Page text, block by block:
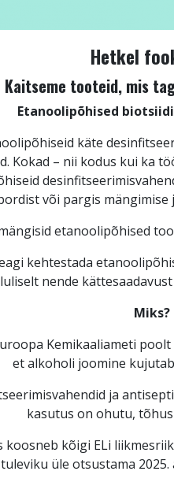
Hetkel
Kaitseme tooteid, mis
Etanoolipõhised
käte
Kokad – nii kodus kui ka
või pargis mängimise
etanoolipõhised
kehtestada
nende
Miks?
Kemikaaliameti
et alkoholi joomine
ja
kasutus on ohutu,
koosneb kõigi ELi
tuleviku üle otsustama